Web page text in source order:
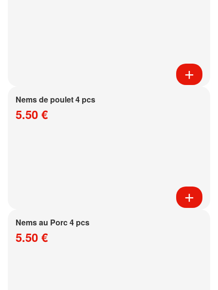
Nems de poulet 4 pcs
5.50 €
Nems au Porc 4 pcs
5.50 €